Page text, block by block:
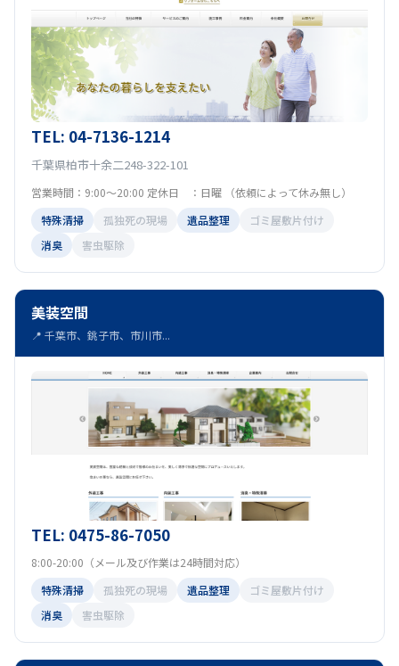
TEL: 04-7136-1214
千葉県柏市十余二248-322-101
営業時間：9:00〜20:00 定休日 ：日曜 （依頼によって休み無し）
特殊清掃
孤独死の現場 遺品整理
ゴミ屋敷片付け
消臭
害虫駆除
美装空間
📍 千葉市、銚子市、市川市...
TEL: 0475-86-7050
8:00-20:00（メール及び作業は24時間対応）
特殊清掃
孤独死の現場 遺品整理
ゴミ屋敷片付け
消臭
害虫駆除